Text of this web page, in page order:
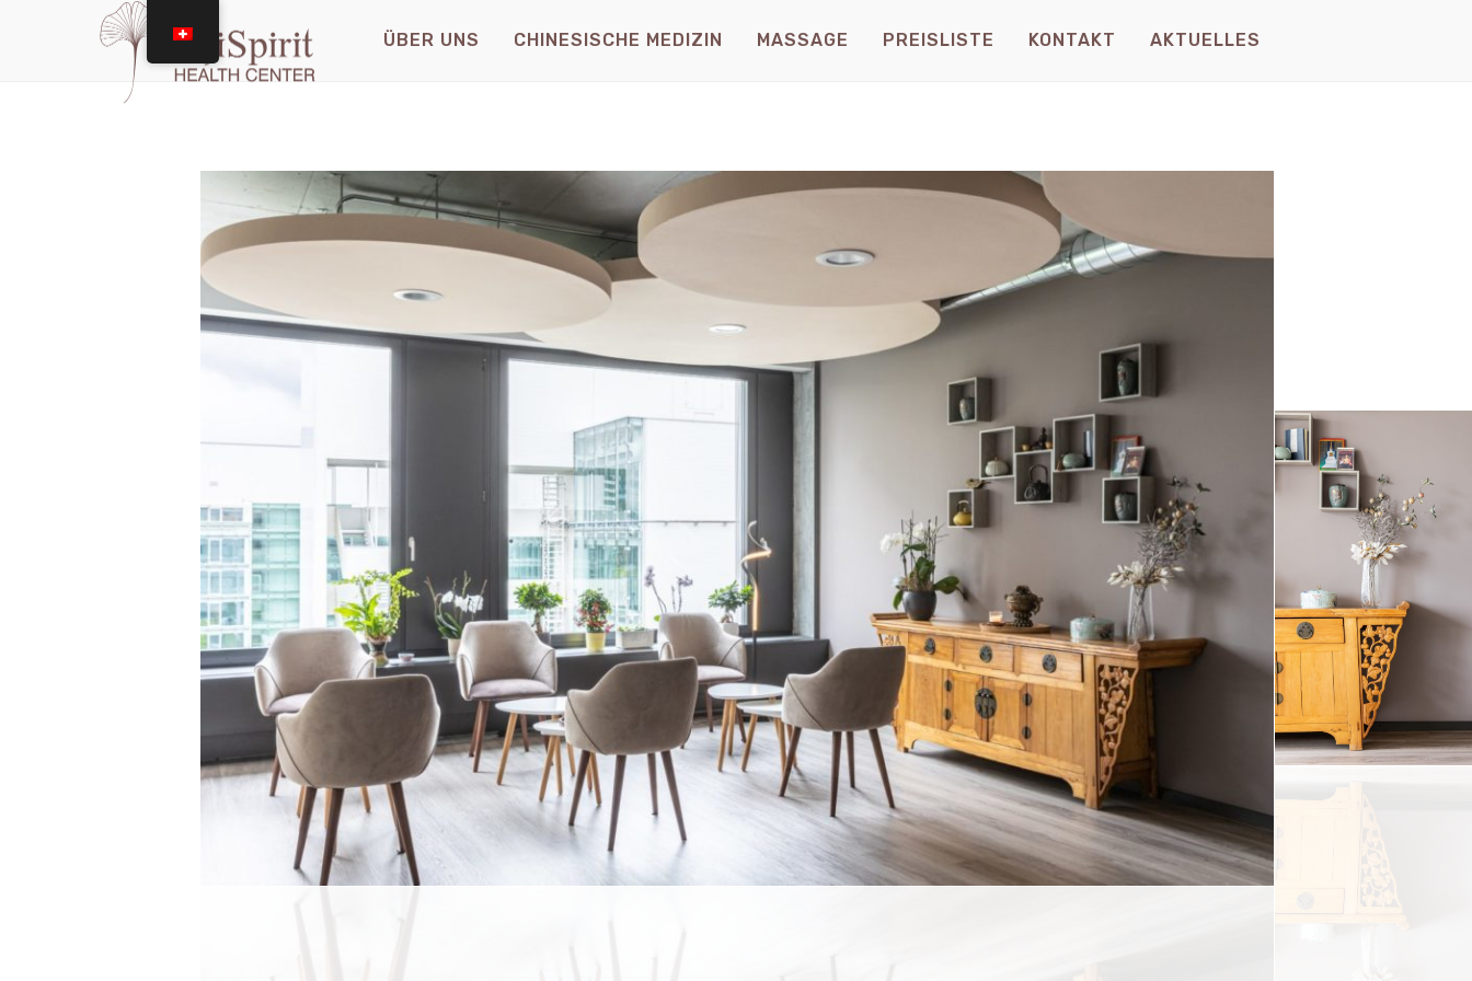
ÜBER UNS CHINESISCHE MEDIZIN MASSAGE PREISLISTE KONTAKT AKTUELLES